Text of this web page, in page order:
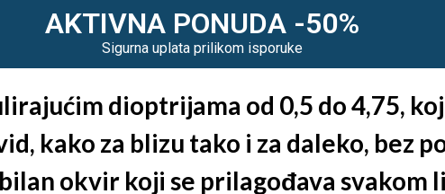
AKTIVNA PONUDA -50%
Sigurna uplata prilikom isporuke
dioptrijama od 0,5 do 4,75,
kako za blizu tako i za daleko, bez
okvir koji se prilagođava svakom